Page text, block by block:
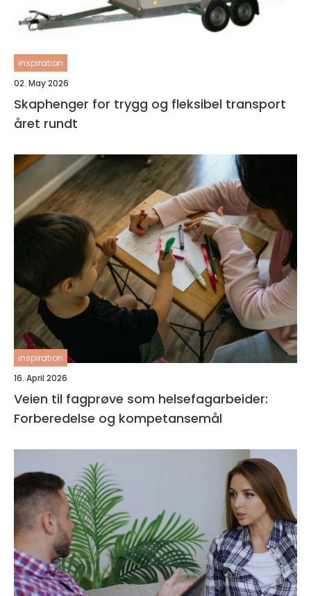
inspiration
02. May 2026
Skaphenger for trygg og fleksibel transport
året rundt
inspiration
16. April 2026
Veien til fagprøve som helsefagarbeider:
Forberedelse og kompetansemål